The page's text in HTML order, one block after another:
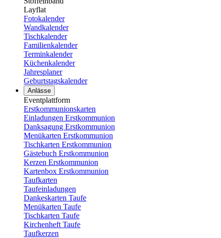
Layflat
Fotokalender
Wandkalender
Tischkalender
Familienkalender
Terminkalender
Küchenkalender
Jahresplaner
Geburtstagskalender
Anlässe
Eventplattform
Erstkommunionskarten
Einladungen Erstkommunion
Danksagung Erstkommunion
Menükarten Erstkommunion
Tischkarten Erstkommunion
Gästebuch Erstkommunion
Kerzen Erstkommunion
Kartenbox Erstkommunion
Taufkarten
Taufeinladungen
Dankeskarten Taufe
Menükarten Taufe
Tischkarten Taufe
Kirchenheft Taufe
Taufkerzen